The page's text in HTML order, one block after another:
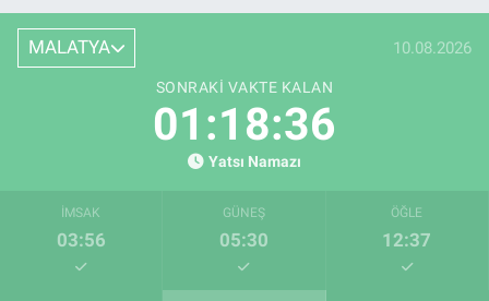
MALATYA 10.08.2026
SONRAKI VAKTE KALAN
01:18:34
Yatsı Namazı
İMSAK
03:56
GÜNEŞ
05:30
ÖĞLE
12:37